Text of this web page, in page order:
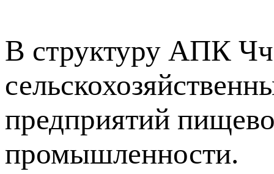
В структуру АПК
предприятий
промышленности.